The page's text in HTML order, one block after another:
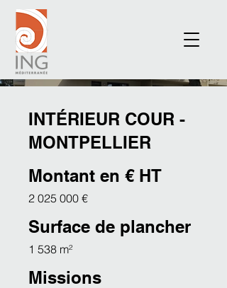
INTÉRIEUR COUR -
MONTPELLIER
Montant en € HT
2 025 000 €
Surface de plancher
1 538 m²
Missions